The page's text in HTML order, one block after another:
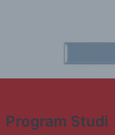
Program Studi